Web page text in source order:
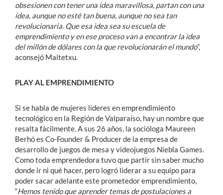
obsesionen con tener una idea maravillosa, partan con una
idea, aunque no esté tan buena, aunque no sea tan
revolucionaria. Que esa idea sea su escuela de
emprendimiento y en ese proceso van a encontrar la idea
del millón de dólares con la que revolucionarán el mundo”,
aconsejó Maitetxu.
PLAY AL EMPRENDIMIENTO
Si se habla de mujeres líderes en emprendimiento
tecnológico en la Región de Valparaíso, hay un nombre que
resalta fácilmente. A sus 26 años, la socióloga Maureen
Berhó es Co-Founder & Producer de la empresa de
desarrollo de juegos de mesa y videojuegos Niebla Games.
Como toda emprendedora tuvo que partir sin saber mucho
donde ir ni qué hacer, pero logró liderar a su equipo para
poder sacar adelante este prometedor emprendimiento,
“Hemos tenido que aprender temas de postulaciones a